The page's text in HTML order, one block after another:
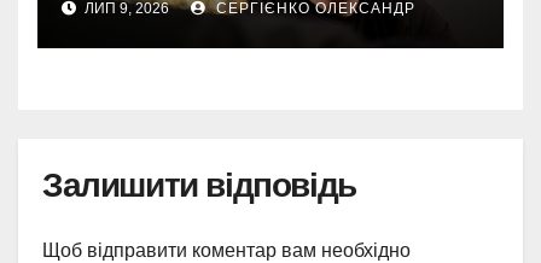
ЛИП 9, 2026 СЕРГІЄНКО ОЛЕКСАНДР
Залишити відповідь
Щоб відправити коментар вам необхідно